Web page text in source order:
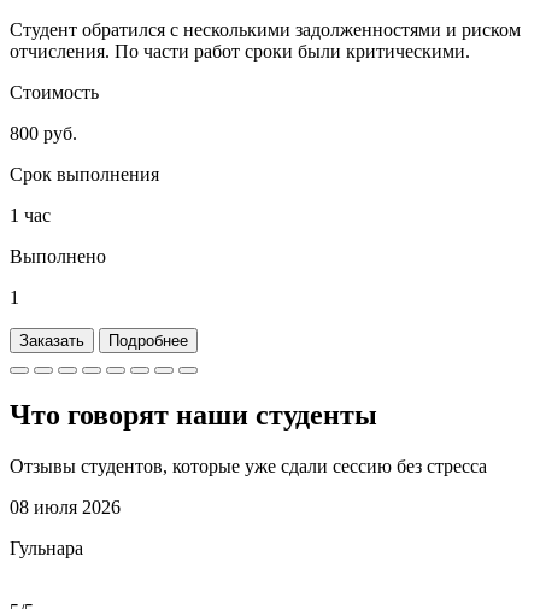
Студент обратился с несколькими задолженностями и риском
отчисления. По части работ сроки были критическими.
Стоимость
800 руб.
Срок выполнения
1 час
Выполнено
1
Заказать Подробнее
Что говорят наши студенты
Отзывы студентов, которые уже сдали сессию без стресса
08 июля 2026
Гульнара